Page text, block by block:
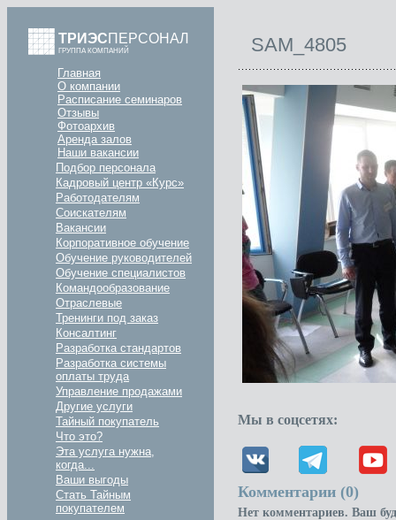
ТРИЭСПЕРСОНАЛ
ГРУППА КОМПАНИЙ
Главная
О компании
Расписание семинаров
Отзывы
Фотоархив
Аренда залов
Наши вакансии
Подбор персонала
Кадровый центр «Курс»
Работодателям
Соискателям
Вакансии
Корпоративное обучение
Обучение руководителей
Обучение специалистов
Командообразование
Отраслевые
Тренинги под заказ
Консалтинг
Разработка стандартов
Разработка системы
оплаты труда
Управление продажами
Другие услуги
Тайный покупатель
Что это?
Эта услуга нужна,
когда...
Ваши выгоды
Стать Тайным
покупателем
SAM_4805
Мы в соцсетях:
Комментарии (0)
Нет комментариев. Ваш